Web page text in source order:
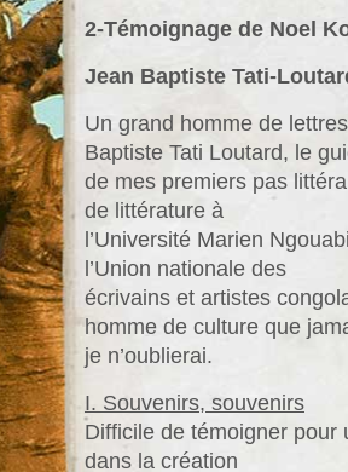
2-Témoignage de Noel
Jean Baptiste Tati-
Un grand homme de
Baptiste Tati Loutard, le
de mes premiers pas
de littérature à
l’Université Marien
l’Union nationale des
écrivains et artistes
homme de culture que
je n’oublierai.
I. Souvenirs, souvenirs
Difficile de témoigner pour
dans la création